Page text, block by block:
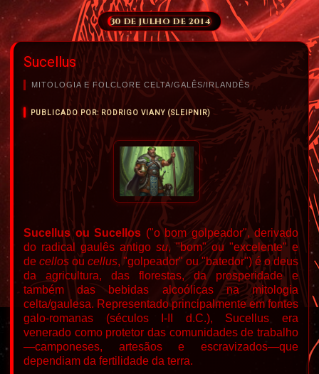
30 DE JULHO DE 2014
Sucellus
MITOLOGIA E FOLCLORE CELTA/GALÊS/IRLANDÊS
PUBLICADO POR: RODRIGO VIANY (SLEIPNIR)
Sucellus ou Sucellos ("o bom golpeador", derivado
do radical gaulês antigo su, "bom" ou "excelente" e
de cellos ou cellus, "golpeador" ou "batedor") é o deus
da agricultura, das florestas, da prosperidade e
também das bebidas alcoólicas namitologia
celta/gaulesa. Representado principalmente em fontes
galo-romanas (séculos I-II d.C.), Sucellus era
venerado como protetor das comunidades de trabalho
—camponeses, artesãos e escravizados—que
dependiam da fertilidade da terra.